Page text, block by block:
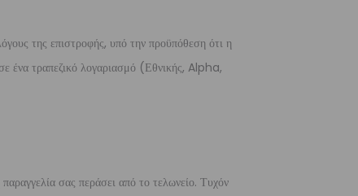
της επιστροφής, υπό την προϋπόθεση ότι η
ένα τραπεζικό λογαριασμό (Εθνικής, Alpha,
σας περάσει από το τελωνείο. Τυχόν